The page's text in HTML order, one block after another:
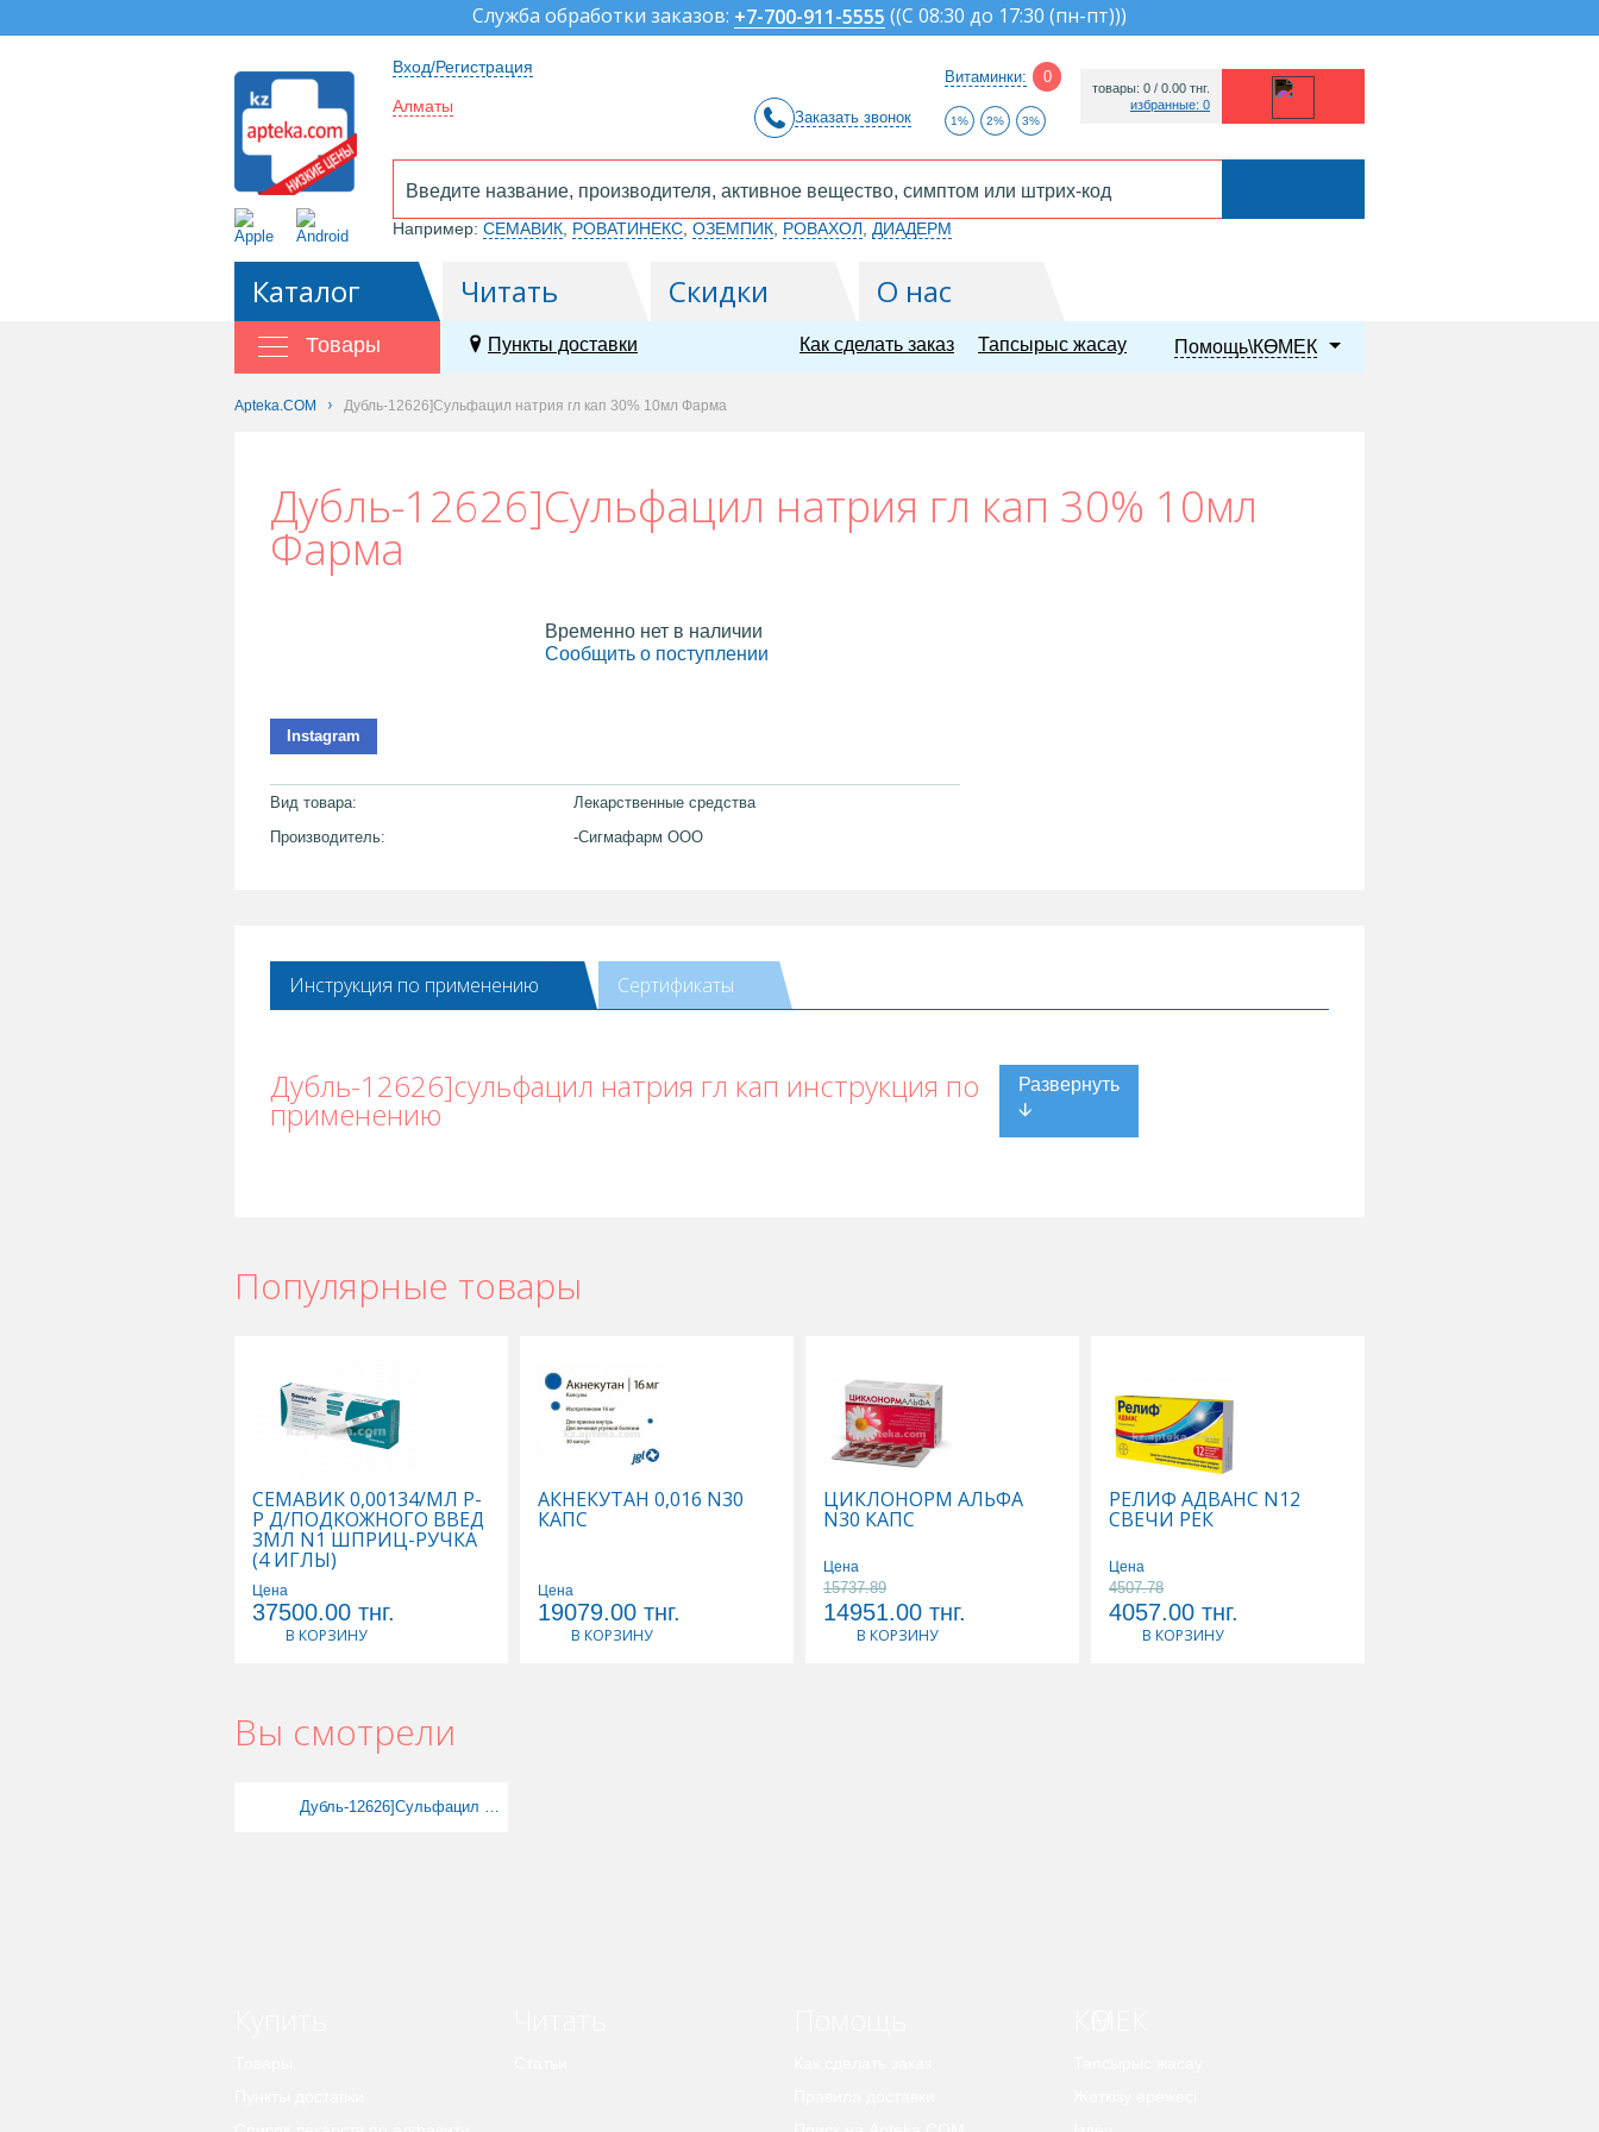
Служба обработки заказов: +7-700-911-5555 ((С 08:30 до 17:30 (пн-пт)))
Вход/Регистрация
Алматы
Заказать звонок
Витаминки: 0
1% 2% 3%
товары: 0 / 0.00 тнг.
избранные: 0
Например: СЕМАВИК РОВАТИНЕКС ОЗЕМПИК РОВАХОЛ ДИАДЕРМ
Каталог Читать Скидки О нас
Товары Пункты доставки Помощь\КӨМЕК
Тапсырыс жасау
Как сделать заказ
Apteka.COM Дубль-12626]Сульфацил натрия гл кап 30% 10мл Фарма
Дубль-12626]Сульфацил натрия гл кап 30% 10мл
Фарма
Временно нет в наличии
Сообщить о поступлении
Instagram
Вид товара:
Лекарственные средства
Производитель:
-Сигмафарм ООО
Инструкция по применению Сертификаты
Дубль-12626]сульфацил натрия гл кап инструкция по
применению
Популярные товары
СЕМАВИК 0,00134/МЛ Р-
Р Д/ПОДКОЖНОГО ВВЕД
3МЛ N1 ШПРИЦ-РУЧКА
(4 ИГЛЫ)
Цена
37500.00 тнг.
В КОРЗИНУ
АКНЕКУТАН 0,016 N30
КАПС
Цена
19079.00 тнг.
В КОРЗИНУ
ЦИКЛОНОРМ АЛЬФА
N30 КАПС
Цена
15737.89
14951.00 тнг.
В КОРЗИНУ
РЕЛИФ АДВАНС N12
СВЕЧИ РЕК
Цена
4507.78
4057.00 тнг.
В КОРЗИНУ
Вы смотрели